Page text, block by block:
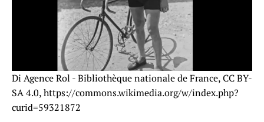
Di Agence Rol - Bibliothèque nationale de France, CC BY-
SA 4.0, https://commons.wikimedia.org/w/index.php?
curid=59321872